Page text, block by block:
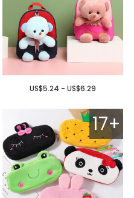
US$5.24 - US$6.29
17+